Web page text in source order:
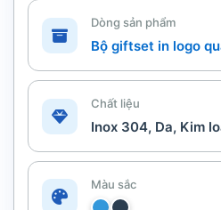
Dòng sản phẩm
Bộ giftset in logo
Chất liệu
Inox 304, Da, Kim
Màu sắc